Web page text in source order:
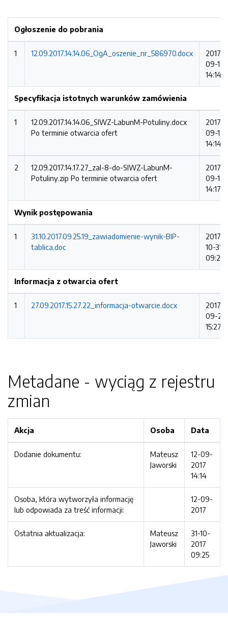
Ogłoszenie do pobrania
1 12.09.2017.14.14.06_OgA_oszenie_nr_586970.docx
2017-
09-12
Specyfikacja istotnych warunków zamówienia
1
12.09.2017.14.14.06_SIWZ-LabunM-Potuliny.docx
Po terminie otwarcia ofert
2017-
09-12
2
12.09.2017.14.17.27_zal-8-do-SIWZ-LabunM-
Potuliny.zip Po terminie otwarcia ofert
2017-
09-12
Wynik postępowania
1
31.10.2017.09.25.19_zawiadomienie-wynik-BIP-
tablica.doc
2017-
10-31
Informacja z otwarcia ofert
1 27.09.2017.15.27.22_informacja-otwarcie.docx
2017-
09-27
Metadane - wyciąg z rejestru
zmian
Akcja Osoba Data
Dodanie dokumentu:
Mateusz
Jaworski
12-09-
2017
14:14
Osoba, która wytworzyła informację
lub odpowiada za treść informacji:
12-09-
2017
Ostatnia aktualizacja:
Mateusz
Jaworski
31-10-
2017
09:25